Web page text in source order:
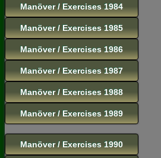
Manöver / Exercises 1984
Manöver / Exercises 1985
Manöver / Exercises 1986
Manöver / Exercises 1987
Manöver / Exercises 1988
Manöver / Exercises 1989
Manöver / Exercises 1990